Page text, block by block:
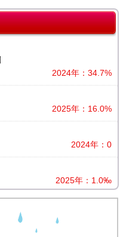
2024年：34.7%
2025年：16.0%
2024年：0
2025年：1.0‰